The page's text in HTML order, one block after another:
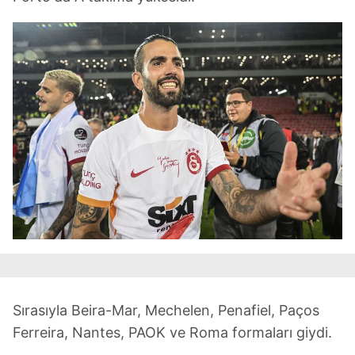
6698 sayılı Kişisel Verilerin Korunması Kanunu uyarınca
hazırlanmış Aydınlatma Metnimizi okumak ve sitemizde
ilgili mevzuata uygun olarak kullanılan çerezlerle ilgili bilgi
almak için lütfentıklayınız.
Sırasıyla Beira-Mar, Mechelen, Penafiel, Paços
Ferreira, Nantes, PAOK ve Roma formaları giydi.